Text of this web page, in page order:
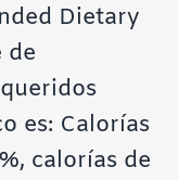
Dietary
de
es: Calorías
calorías de